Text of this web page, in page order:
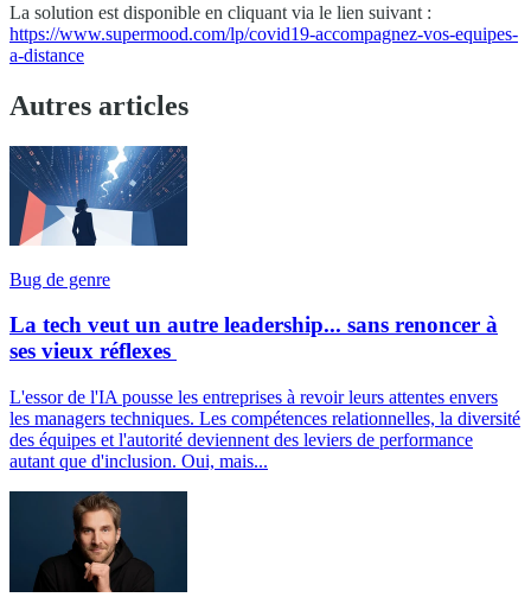
La solution est disponible en cliquant via le lien suivant :
https://www.supermood.com/lp/covid19-accompagnez-vos-equipes-
a-distance
Autres articles
Bug de genre
La tech veut un autre leadership... sans renoncer à
ses vieux réflexes
L'essor de l'IA pousse les entreprises à revoir leurs attentes envers
les managers techniques. Les compétences relationnelles, la diversité
des équipes et l'autorité deviennent des leviers de performance
autant que d'inclusion. Oui, mais...